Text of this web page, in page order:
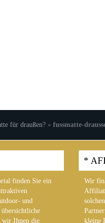
für draußen? » fussmatte-
finden Sie ein
und
wir Ihnen die
*
Wir
kleine